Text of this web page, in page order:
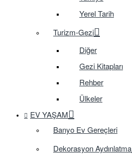
Yerel Tarih
Turizm-Gezi
Diğer
Gezi Kitapları
Rehber
Ülkeler
EV YAŞAM
Banyo Ev Gereçleri
Dekorasyon Aydınlatma